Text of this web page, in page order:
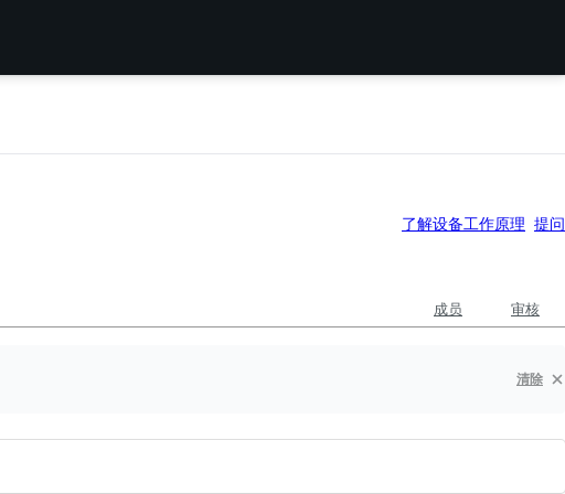
了解设备工作原理 提问
成员 审核
清除